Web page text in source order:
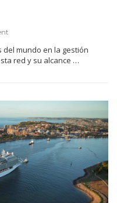
mundo en la gestión
red y su alcance …